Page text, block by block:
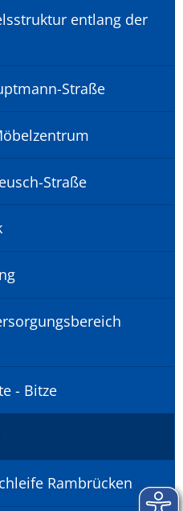
entlang der
Straße
Straße
- Bitze
Rambrücken